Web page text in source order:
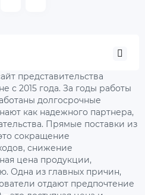
представительства
с 2015 года. За годы работы
долгосрочные
как надежного партнера,
Прямые поставки из
сокращение
снижение
цена продукции,
Одна из главных причин,
отдают предпочтение